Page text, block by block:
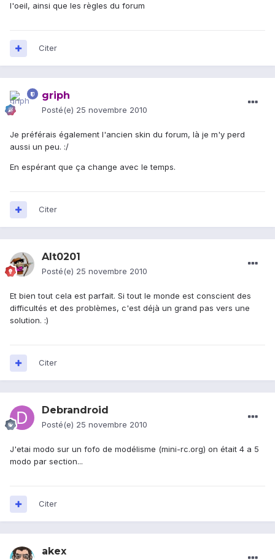
l'oeil, ainsi que les règles du forum
Citer
griph
Posté(e) 25 novembre 2010
Je préférais également l'ancien skin du forum, là je m'y perd
aussi un peu. :/
En espérant que ça change avec le temps.
Citer
Alt0201
Posté(e) 25 novembre 2010
Et bien tout cela est parfait. Si tout le monde est conscient des
difficultés et des problèmes, c'est déjà un grand pas vers une
solution. :)
Citer
Debrandroid
Posté(e) 25 novembre 2010
J'etai modo sur un fofo de modélisme (mini-rc.org) on était 4 a 5
modo par section...
Citer
akex